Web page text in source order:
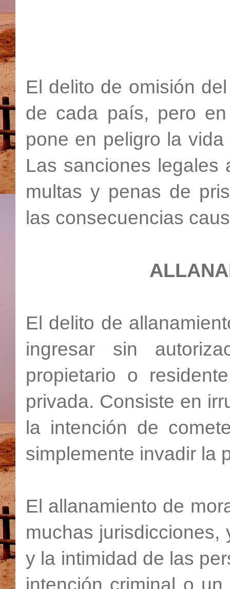
El delito de omisión
de cada país, pero
pone en peligro la
Las sanciones legales
multas y penas de
las consecuencias
El delito de
ingresar sin
propietario o
privada. Consiste en
la intención de
simplemente invadir la
El allanamiento de
muchas
y la intimidad de las
intención criminal o